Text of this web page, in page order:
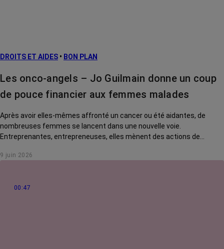
Traitements
La vie autour
DROITS ET AIDES • BON PLAN
Les onco-angels – Jo Guilmain donne un coup
de pouce financier aux femmes malades
Après avoir elles-mêmes affronté un cancer ou été aidantes, de
nombreuses femmes se lancent dans une nouvelle voie.
Entreprenantes, entrepreneuses, elles mènent des actions de
Jo Guilmain, créatrice de l'association Mes amis, mes amours.
9 juin 2026
00:47